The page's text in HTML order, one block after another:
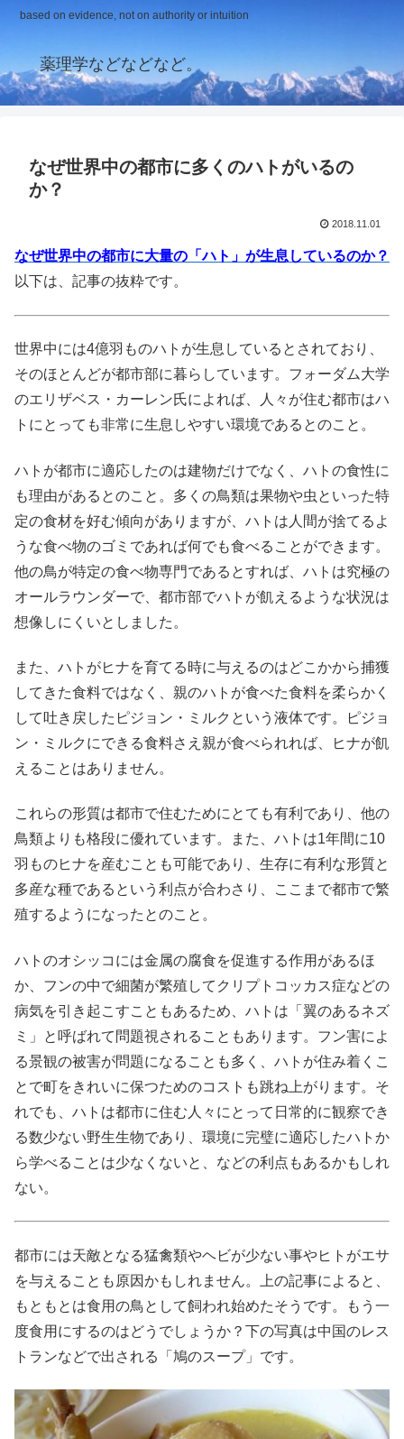
based on evidence, not on authority or intuition
薬理学などなどなど。
なぜ世界中の都市に多くのハトがいるの
か？
2018.11.01
なぜ世界中の都市に大量の「ハト」が生息しているのか？
以下は、記事の抜粋です。
世界中には4億羽ものハトが生息しているとされており、
そのほとんどが都市部に暮らしています。フォーダム大学
のエリザベス・カーレン氏によれば、人々が住む都市はハ
トにとっても非常に生息しやすい環境であるとのこと。
ハトが都市に適応したのは建物だけでなく、ハトの食性に
も理由があるとのこと。多くの鳥類は果物や虫といった特
定の食材を好む傾向がありますが、ハトは人間が捨てるよ
うな食べ物のゴミであれば何でも食べることができます。
他の鳥が特定の食べ物専門であるとすれば、ハトは究極の
オールラウンダーで、都市部でハトが飢えるような状況は
想像しにくいとしました。
また、ハトがヒナを育てる時に与えるのはどこかから捕獲
してきた食料ではなく、親のハトが食べた食料を柔らかく
して吐き戻したピジョン・ミルクという液体です。ピジョ
ン・ミルクにできる食料さえ親が食べられれば、ヒナが飢
えることはありません。
これらの形質は都市で住むためにとても有利であり、他の
鳥類よりも格段に優れています。また、ハトは1年間に10
羽ものヒナを産むことも可能であり、生存に有利な形質と
多産な種であるという利点が合わさり、ここまで都市で繁
殖するようになったとのこと。
ハトのオシッコには金属の腐食を促進する作用があるほ
か、フンの中で細菌が繁殖してクリプトコッカス症などの
病気を引き起こすこともあるため、ハトは「翼のあるネズ
ミ」と呼ばれて問題視されることもあります。フン害によ
る景観の被害が問題になることも多く、ハトが住み着くこ
とで町をきれいに保つためのコストも跳ね上がります。そ
れでも、ハトは都市に住む人々にとって日常的に観察でき
る数少ない野生生物であり、環境に完璧に適応したハトか
ら学べることは少なくないと、などの利点もあるかもしれ
ない。
都市には天敵となる猛禽類やヘビが少ない事やヒトがエサ
を与えることも原因かもしれません。上の記事によると、
もともとは食用の鳥として飼われ始めたそうです。もう一
度食用にするのはどうでしょうか？下の写真は中国のレス
トランなどで出される「鳩のスープ」です。